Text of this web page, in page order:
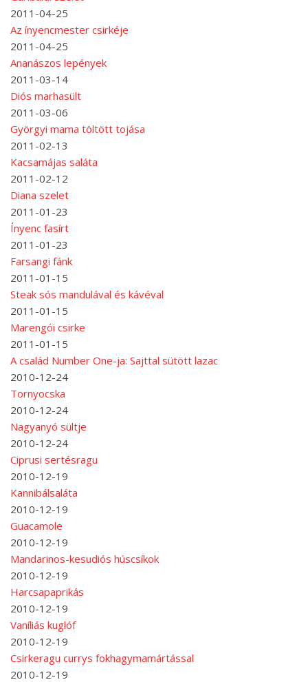
2011-04-25
Az ínyencmester csirkéje
2011-04-25
Ananászos lepények
2011-03-14
Diós marhasült
2011-03-06
Györgyi mama töltött tojása
2011-02-13
Kacsamájas saláta
2011-02-12
Diana szelet
2011-01-23
Ínyenc fasírt
2011-01-23
Farsangi fánk
2011-01-15
Steak sós mandulával és kávéval
2011-01-15
Marengói csirke
2011-01-15
A család Number One-ja: Sajttal sütött lazac
2010-12-24
Tornyocska
2010-12-24
Nagyanyó sültje
2010-12-24
Ciprusi sertésragu
2010-12-19
Kannibálsaláta
2010-12-19
Guacamole
2010-12-19
Mandarinos-kesudiós húscsíkok
2010-12-19
Harcsapaprikás
2010-12-19
Vaníliás kuglóf
2010-12-19
Csirkeragu currys fokhagymamártással
2010-12-19